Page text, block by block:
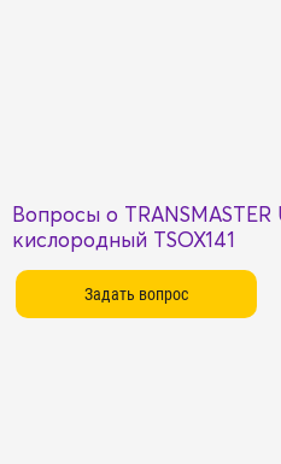
Вопросы о TRANSMASTER
кислородный TSOX141